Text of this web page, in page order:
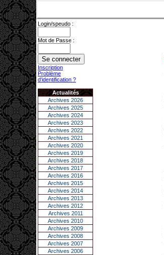
Login/speudo :
Mot de Passe :
Inscription
Problème
d'identification ?
Actualités
Archives 2026
Archives 2025
Archives 2024
Archives 2023
Archives 2022
Archives 2021
Archives 2020
Archives 2019
Archives 2018
Archives 2017
Archives 2016
Archives 2015
Archives 2014
Archives 2013
Archives 2012
Archives 2011
Archives 2010
Archives 2009
Archives 2008
Archives 2007
Archives 2006